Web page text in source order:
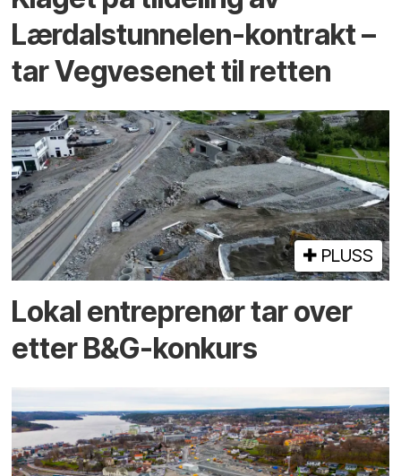
Lærdalstunnelen-kontrakt –
tar Vegvesenet til retten
PLUSS
Lokal entreprenør tar over
etter B&G-konkurs